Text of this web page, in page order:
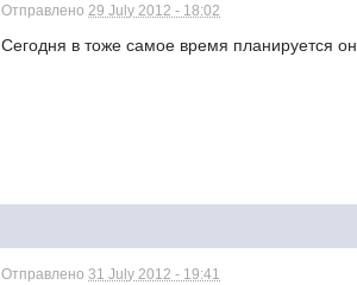
Отправлено29 July 2012 - 18:02
Сегодня в тоже самое время планируется он.
Отправлено31 July 2012 - 19:41